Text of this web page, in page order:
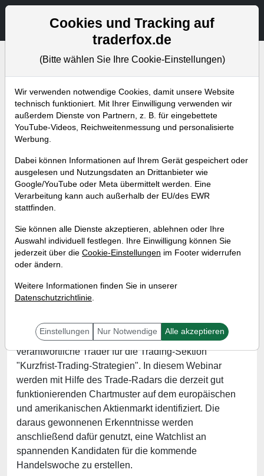
Aktien- und Artikelsuche
Bevorstehende Webinare Alle Aufzeichnungen
Mit gut funktionierenden
Chartmustern eine Watchlist für
die kommende Woche erstellen
Wann:Freitag, 7. Mai 2021 von 18 bis 19 Uhr
Marvin Herzberger ist bei TraderFox der
verantwortliche Trader für die Trading-Sektion
"Kurzfrist-Trading-Strategien". In diesem Webinar
werden mit Hilfe des Trade-Radars die derzeit gut
funktionierenden Chartmuster auf dem europäischen
und amerikanischen Aktienmarkt identifiziert. Die
daraus gewonnenen Erkenntnisse werden
anschließend dafür genutzt, eine Watchlist an
spannenden Kandidaten für die kommende
Handelswoche zu erstellen.
Cookies und Tracking auf
traderfox.de
(Bitte wählen Sie Ihre Cookie-Einstellungen)
Wir verwenden notwendige Cookies, damit unsere Website
technisch funktioniert. Mit Ihrer Einwilligung verwenden wir
außerdem Dienste von Partnern, z. B. für eingebettete
YouTube-Videos, Reichweitenmessung und personalisierte
Werbung.
Dabei können Informationen auf Ihrem Gerät gespeichert oder
ausgelesen und Nutzungsdaten an Drittanbieter wie
Google/YouTube oder Meta übermittelt werden. Eine
Verarbeitung kann auch außerhalb der EU/des EWR
stattfinden.
Sie können alle Dienste akzeptieren, ablehnen oder Ihre
Auswahl individuell festlegen. Ihre Einwilligung können Sie
jederzeit über die Cookie-Einstellungen im Footer widerrufen
oder ändern.
Weitere Informationen finden Sie in unserer
Datenschutzrichtlinie.
Einstellungen Nur Notwendige Alle akzeptieren